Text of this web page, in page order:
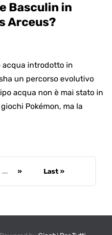
Basculin in
Arceus?
acqua introdotto in
un percorso evolutivo
acqua non è mai stato in
Pokémon, ma la
... » Last »